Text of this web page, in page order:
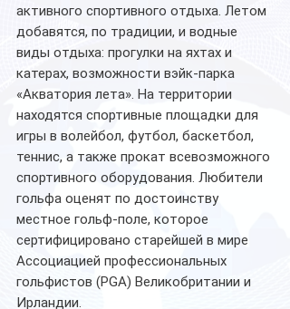
активного спортивного отдыха. Летом
добавятся, по традиции, и водные
виды отдыха: прогулки на яхтах и
катерах, возможности вэйк-парка
«Акватория лета». На территории
находятся спортивные площадки для
игры в волейбол, футбол, баскетбол,
теннис, а также прокат всевозможного
спортивного оборудования. Любители
гольфа оценят по достоинству
местное гольф-поле, которое
сертифицировано старейшей в мире
Ассоциацией профессиональных
гольфистов (PGA) Великобритании и
Ирландии.